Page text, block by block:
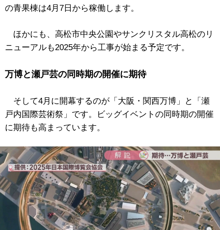
の青果棟は4月7日から稼働します。
ほかにも、高松市中央公園やサンクリスタル高松のリ
ニューアルも2025年から工事が始まる予定です。
万博と瀬戸芸の同時期の開催に期待
そして4月に開幕するのが「大阪・関西万博」と「瀬
戸内国際芸術祭」です。ビッグイベントの同時期の開催
に期待も高まっています。